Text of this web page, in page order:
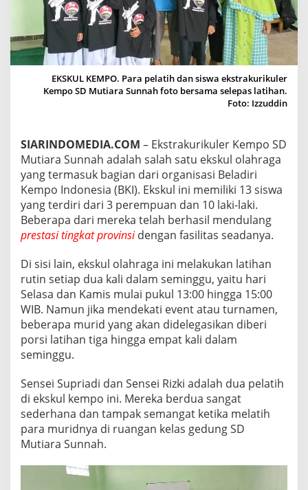
H
I
H
P
R
A
S
I
D
E
N
G
A
N
A
S
I
I
T
A
A
D
A
N
EKSKUL KEMPO. Para pelatih dan siswa ekstrakurikuler
Kempo SD Mutiara Sunnah foto bersama selepas latihan.
Foto: Izzuddin
SIARINDOMEDIA.COM – Ekstrakurikuler Kempo SD
Mutiara Sunnah adalah salah satu ekskul olahraga
yang termasuk bagian dari organisasi Beladiri
Kempo Indonesia (BKI). Ekskul ini memiliki 13 siswa
yang terdiri dari 3 perempuan dan 10 laki-laki.
Beberapa dari mereka telah berhasil mendulang
prestasi tingkat provinsidengan fasilitas seadanya.
Di sisi lain, ekskul olahraga ini melakukan latihan
rutin setiap dua kali dalam seminggu, yaitu hari
Selasa dan Kamis mulai pukul 13:00 hingga 15:00
WIB. Namun jika mendekati event atau turnamen,
beberapa murid yang akan didelegasikan diberi
porsi latihan tiga hingga empat kali dalam
seminggu.
Sensei Supriadi dan Sensei Rizki adalah dua pelatih
di ekskul kempo ini. Mereka berdua sangat
sederhana dan tampak semangat ketika melatih
para muridnya di ruangan kelas gedung SD
Mutiara Sunnah.